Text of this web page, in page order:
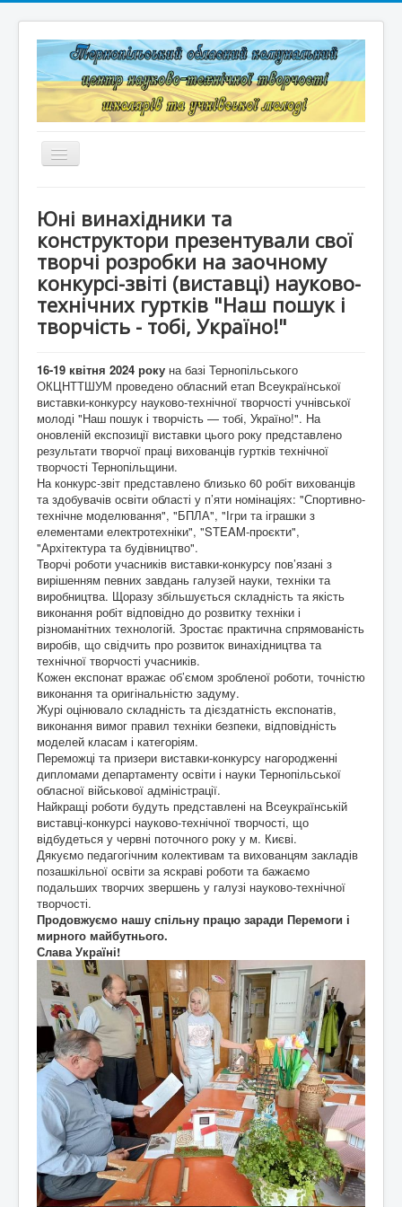
Перемикач
навігації
Структура
Документація
Конкурси та змагання
Корисні лінки
Дистанційне навчання
Контакти
Юні винахідники та
конструктори презентували свої
творчі розробки на заочному
конкурсі-звіті (виставці) науково-
технічних гуртків "Наш пошук і
творчість - тобі, Україно!"
16-19 квітня 2024 року на базі Тернопільського
ОКЦНТТШУМ проведено обласний етап Всеукраїнської
виставки-конкурсу науково-технічної творчості учнівської
молоді "Наш пошук і творчість — тобі, Україно!". На
оновленій експозиції виставки цього року представлено
результати творчої праці вихованців гуртків технічної
творчості Тернопільщини.
На конкурс-звіт представлено близько 60 робіт вихованців
та здобувачів освіти області у п’яти номінаціях: "Спортивно-
технічне моделювання", "БПЛА", "Ігри та іграшки з
елементами електротехніки", "STEAM-проєкти",
"Архітектура та будівництво".
Творчі роботи учасників виставки-конкурсу пов’язані з
вирішенням певних завдань галузей науки, техніки та
виробництва. Щоразу збільшується складність та якість
виконання робіт відповідно до розвитку техніки і
різноманітних технологій. Зростає практична спрямованість
виробів, що свідчить про розвиток винахідництва та
технічної творчості учасників.
Кожен експонат вражає об’ємом зробленої роботи, точністю
виконання та оригінальністю задуму.
Журі оцінювало складність та дієздатність експонатів,
виконання вимог правил техніки безпеки, відповідність
моделей класам і категоріям.
Переможці та призери виставки-конкурсу нагородженні
дипломами департаменту освіти і науки Тернопільської
обласної військової адміністрації.
Найкращі роботи будуть представлені на Всеукраїнській
виставці-конкурсі науково-технічної творчості, що
відбудеться у червні поточного року у м. Києві.
Дякуємо педагогічним колективам та вихованцям закладів
позашкільної освіти за яскраві роботи та бажаємо
подальших творчих звершень у галузі науково-технічної
творчості.
Продовжуємо нашу спільну працю заради Перемоги і
мирного майбутнього.
Слава Україні!